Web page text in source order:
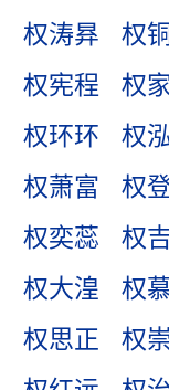
权涛昪
权
权宪程
权
权环环
权
权萧富
权
权奕蕊
权
权大湟
权
权思正
权